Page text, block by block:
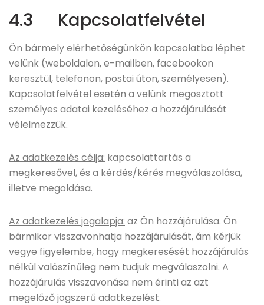
4.3 Kapcsolatfelvétel
Ön bármely elérhetőségünkön kapcsolatba léphet
velünk (weboldalon, e-mailben, facebookon
keresztül, telefonon, postai úton, személyesen).
Kapcsolatfelvétel esetén a velünk megosztott
személyes adatai kezeléséhez a hozzájárulását
vélelmezzük.
Az adatkezelés célja: kapcsolattartás a
megkeresővel, és a kérdés/kérés megválaszolása,
illetve megoldása.
Az adatkezelés jogalapja: az Ön hozzájárulása. Ön
bármikor visszavonhatja hozzájárulását, ám kérjük
vegye figyelembe, hogy megkeresését hozzájárulás
nélkül valószínűleg nem tudjuk megválaszolni. A
hozzájárulás visszavonása nem érinti az azt
megelőző jogszerű adatkezelést.